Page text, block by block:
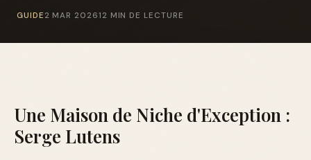
GUIDE 2 MAR 202612 MIN DE LECTURE
Une Maison de Niche d'Exception :
Serge Lutens